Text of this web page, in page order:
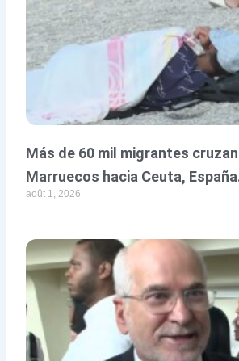
Más de 60 mil migrantes
Marruecos hacia Ceuta,
août 1, 2026